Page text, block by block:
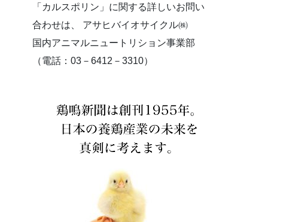
「カルスポリン」に関する詳しいお問い
合わせは、 アサヒバイオサイクル㈱
国内アニマルニュートリション事業部
（電話：03－6412－3310）